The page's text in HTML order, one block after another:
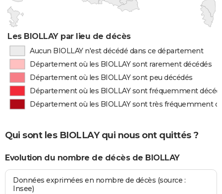
Les BIOLLAY par lieu de décès
Aucun BIOLLAY n'est décédé dans ce département
Département où les BIOLLAY sont rarement décédés
Département où les BIOLLAY sont peu décédés
Département où les BIOLLAY sont fréquemment
Département où les BIOLLAY sont très fréquemment
Qui sont les BIOLLAY qui nous ont quittés ?
Evolution du nombre de décès de BIOLLAY
Données exprimées en nombre de décès (source :
Insee)